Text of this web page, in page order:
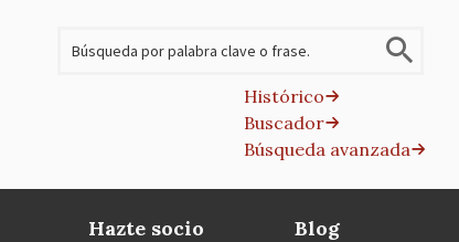
Histórico
Buscador
Búsqueda avanzada
Hazte socio Blog